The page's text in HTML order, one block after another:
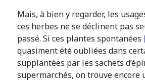
Mais, à bien y regarder, les
ces herbes ne se déclinent pas
passé. Si ces plantes spontanées
quasiment été oubliées dans
supplantées par les sachets
supermarchés, on trouve encore